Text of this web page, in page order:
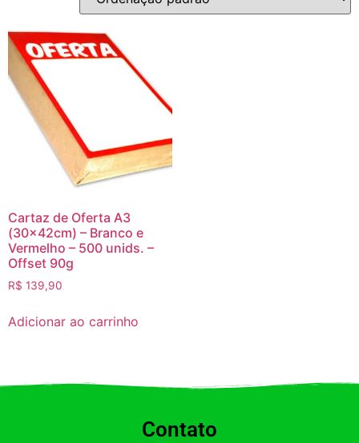
Cartaz de Oferta A3
(30x42cm) – Branco e
Vermelho – 500 unids. –
Offset 90g
R$ 139,90
Adicionar ao carrinho
Contato